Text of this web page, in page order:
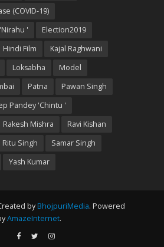
(COVID-19)
'
Election2019
Hindi Film
Kajal Raghwani
Loksabha
Model
Patna
Pawan Singh
Pandey 'Chintu '
Rakesh Mishra
Ravi Kishan
Ritu Singh
Samar Singh
Yash Kumar
by BhojpuriMedia. Powered
AmazeInternet.